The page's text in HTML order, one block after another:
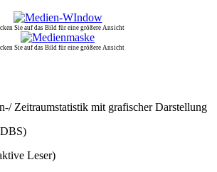
Sie auf das Bild für eine größere Ansicht
Sie auf das Bild für eine größere Ansicht
Zeitraumstatistik mit grafischer Darstellung
Leser)